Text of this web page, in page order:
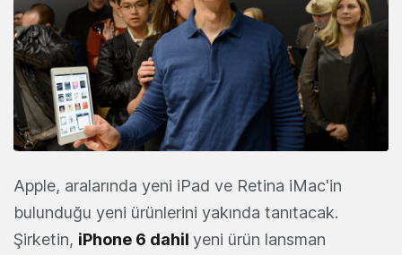
Apple, aralarında yeni iPad ve Retina iMac'in
bulunduğu yeni ürünlerini yakında tanıtacak.
Şirketin, iPhone 6 dahil yeni ürün lansman